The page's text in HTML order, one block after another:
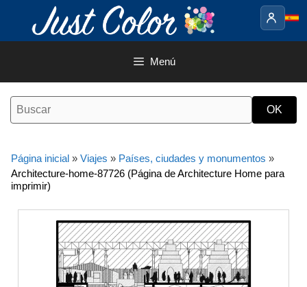
contenido
Menú
Página inicial » Viajes » Países, ciudades y monumentos »
Architecture-home-87726 (Página de Architecture Home para
imprimir)